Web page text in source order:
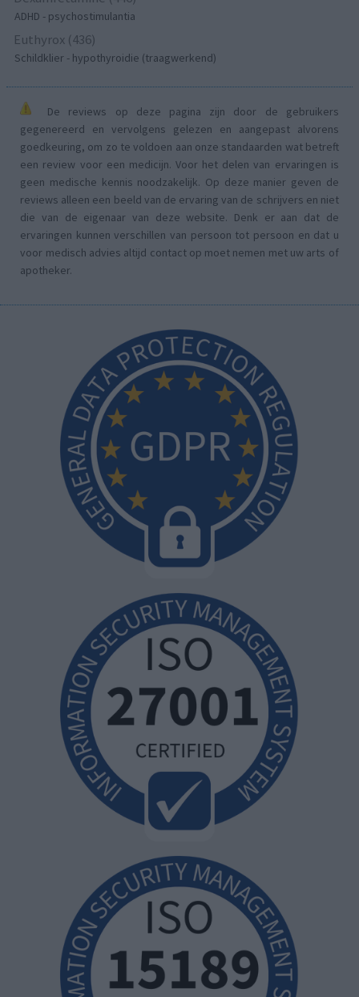
ADHD - psychostimulantia
Euthyrox (436)
Schildklier - hypothyroidie (traagwerkend)
De reviews op deze pagina zijn door de gebruikers
gegenereerd en vervolgens gelezen en aangepast alvorens
goedkeuring, om zo te voldoen aan onze standaarden wat betreft
een review voor een medicijn. Voor het delen van ervaringen is
geen medische kennis noodzakelijk. Op deze manier geven de
reviews alleen een beeld van de ervaring van de schrijvers en niet
die van de eigenaar van deze website. Denk er aan dat de
ervaringen kunnen verschillen van persoon tot persoon en dat u
voor medisch advies altijd contact op moet nemen met uw arts of
apotheker.